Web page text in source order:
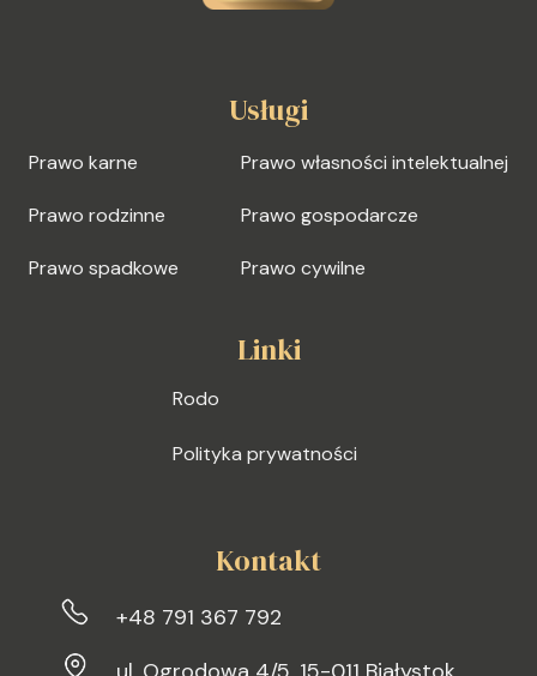
Usługi
Prawo karne
Prawo rodzinne
Prawo spadkowe
Prawo własności intelektualnej
Prawo gospodarcze
Prawo cywilne
Linki
Rodo
Polityka prywatności
Kontakt
+48 791 367 792